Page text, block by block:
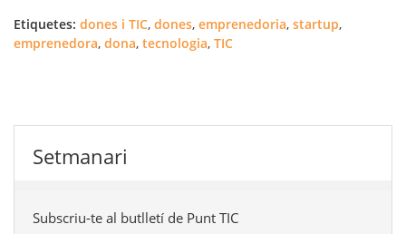
Etiquetes: dones i TIC, dones, emprenedoria, startup,
emprenedora, dona, tecnologia, TIC
Setmanari
Subscriu-te al butlletí de Punt TIC